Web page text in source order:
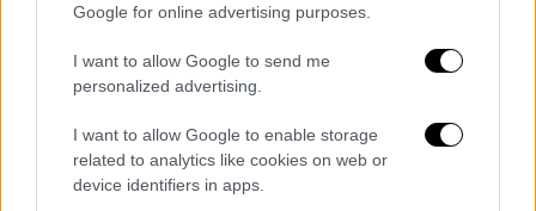
Google for online advertising purposes.
I want to allow Google to send me
personalized advertising.
I want to allow Google to enable storage
related to analytics like cookies on web or
device identifiers in apps.